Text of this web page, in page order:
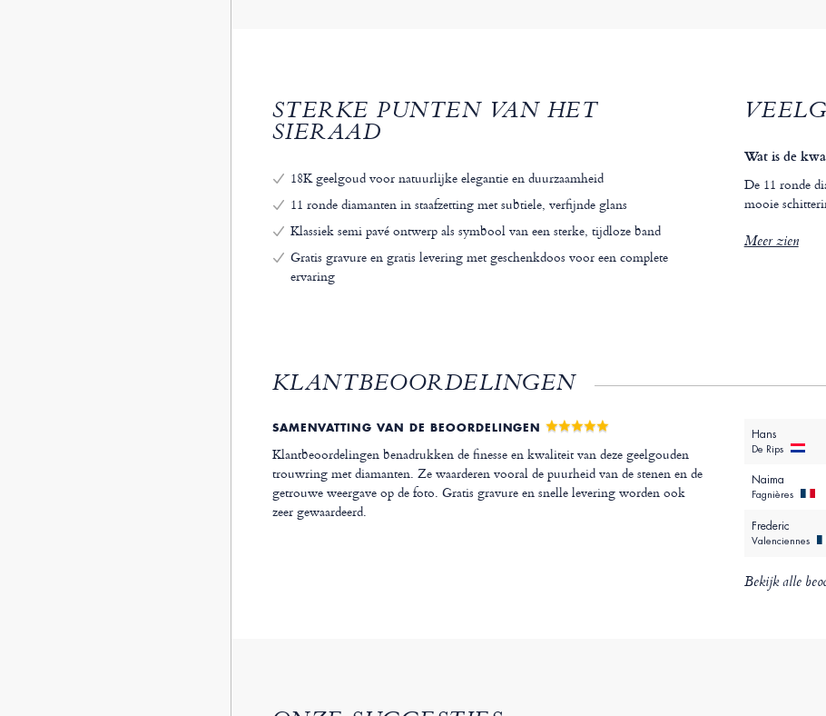
STERKE PUNTEN VAN HET
SIERAAD
18K geelgoud voor natuurlijke elegantie en duurzaamheid
11 ronde diamanten in staafzetting met subtiele, verfijnde glans
Klassiek semi pavé ontwerp als symbool van een sterke, tijdloze band
Gratis gravure en gratis levering met geschenkdoos voor een complete
ervaring
Wat is de
De 11 ronde
mooie
Meer zien
KLANTBEOORDELINGEN
SAMENVATTING VAN DE BEOORDELINGEN
Klantbeoordelingen benadrukken de finesse en kwaliteit van deze geelgouden
trouwring met diamanten. Ze waarderen vooral de puurheid van de stenen en de
getrouwe weergave op de foto. Gratis gravure en snelle levering worden ook
zeer gewaardeerd.
Hans
De Rips
Naima
Fagnières
Frederic
Valenciennes
Bekijk alle